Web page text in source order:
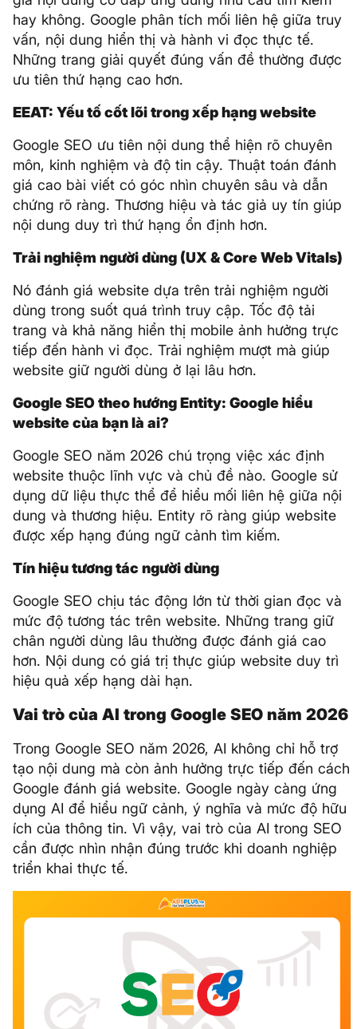
hay không. Google phân tích mối liên hệ giữa truy
vấn, nội dung hiển thị và hành vi đọc thực tế.
Những trang giải quyết đúng vấn đề thường được
ưu tiên thứ hạng cao hơn.
EEAT: Yếu tố cốt lõi trong xếp hạng website
Google SEO ưu tiên nội dung thể hiện rõ chuyên
môn, kinh nghiệm và độ tin cậy. Thuật toán đánh
giá cao bài viết có góc nhìn chuyên sâu và dẫn
chứng rõ ràng. Thương hiệu và tác giả uy tín giúp
nội dung duy trì thứ hạng ổn định hơn.
Trải nghiệm người dùng (UX & Core Web Vitals)
Nó đánh giá website dựa trên trải nghiệm người
dùng trong suốt quá trình truy cập. Tốc độ tải
trang và khả năng hiển thị mobile ảnh hưởng trực
tiếp đến hành vi đọc. Trải nghiệm mượt mà giúp
website giữ người dùng ở lại lâu hơn.
Google SEO theo hướng Entity: Google hiểu
website của bạn là ai?
Google SEO năm 2026 chú trọng việc xác định
website thuộc lĩnh vực và chủ đề nào. Google sử
dụng dữ liệu thực thể để hiểu mối liên hệ giữa nội
dung và thương hiệu. Entity rõ ràng giúp website
được xếp hạng đúng ngữ cảnh tìm kiếm.
Tín hiệu tương tác người dùng
Google SEO chịu tác động lớn từ thời gian đọc và
mức độ tương tác trên website. Những trang giữ
chân người dùng lâu thường được đánh giá cao
hơn. Nội dung có giá trị thực giúp website duy trì
hiệu quả xếp hạng dài hạn.
Vai trò của AI trong Google SEO năm 2026
Trong Google SEO năm 2026, AI không chỉ hỗ trợ
tạo nội dung mà còn ảnh hưởng trực tiếp đến cách
Google đánh giá website. Google ngày càng ứng
dụng AI để hiểu ngữ cảnh, ý nghĩa và mức độ hữu
ích của thông tin. Vì vậy, vai trò của AI trong SEO
cần được nhìn nhận đúng trước khi doanh nghiệp
triển khai thực tế.